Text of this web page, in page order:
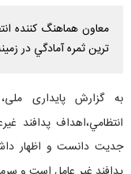
معاون هماهنگ کننده
ترين ثمره آمادگي در
به گزارش پایداری
انتظامي،اهداف پدافند
جديت دانست و اظهار